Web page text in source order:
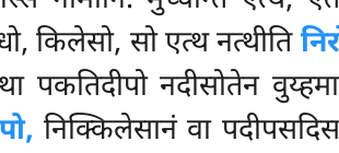
किलेसो, सो एत्थ नत्थीति
पकतिदीपो नदीसोतेन
निक्किलेसानं वा